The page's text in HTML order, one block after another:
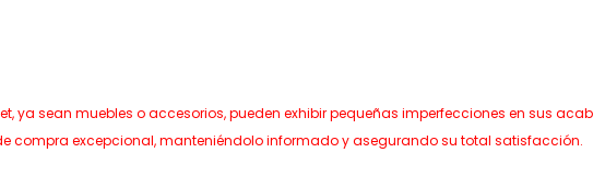
ya sean muebles o accesorios, pueden exhibir pequeñas imperfecciones en sus
compra excepcional, manteniéndolo informado y asegurando su total satisfacción.